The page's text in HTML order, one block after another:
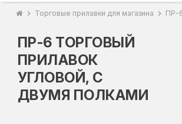
chevron_right Торговые прилавки для магазина chevron_right ПР-
ПР-6 ТОРГОВЫЙ
ПРИЛАВОК
УГЛОВОЙ, С
ДВУМЯ ПОЛКАМИ